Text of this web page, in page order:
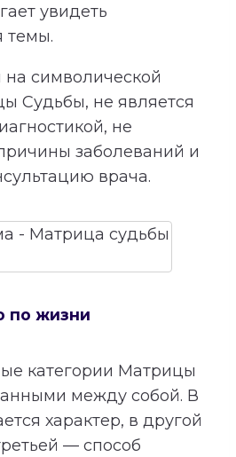
увидеть
темы.
символической
Судьбы, не является
не
заболеваний и
врача.
по жизни
категории Матрицы
между собой. В
характер, в другой
— способ